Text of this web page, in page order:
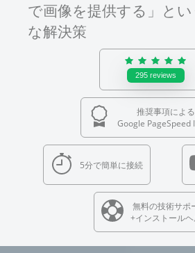
で画像を提供する」と
な解決策
295 reviews
推奨事項によ
Google PageSpeed
5分で簡単に接続
無料の技術サポ
+インストール